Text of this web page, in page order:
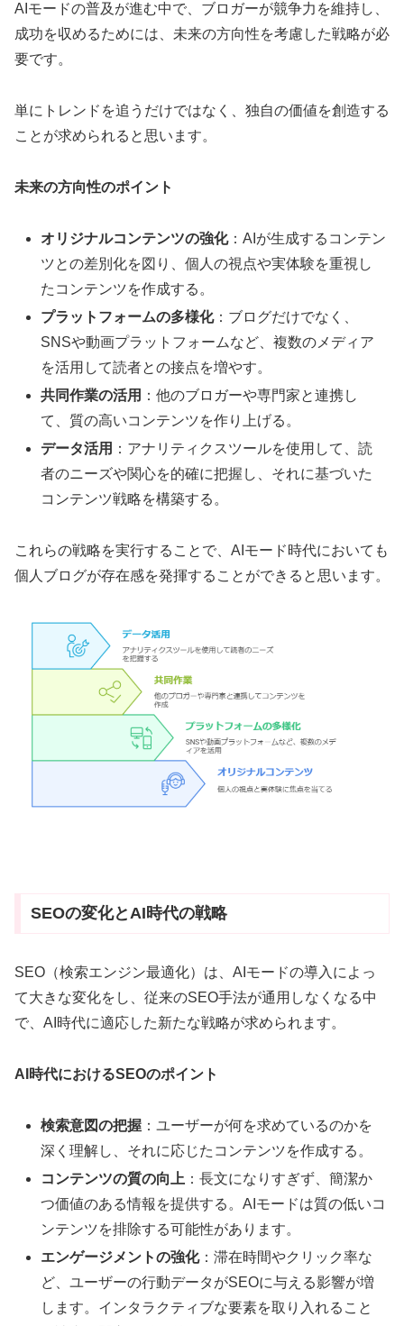
AIモードの普及が進む中で、ブロガーが競争力を維持し、
成功を収めるためには、未来の方向性を考慮した戦略が必
要です。
単にトレンドを追うだけではなく、独自の価値を創造する
ことが求められると思います。
未来の方向性のポイント
オリジナルコンテンツの強化：AIが生成するコンテン
ツとの差別化を図り、個人の視点や実体験を重視し
たコンテンツを作成する。
プラットフォームの多様化：ブログだけでなく、
SNSや動画プラットフォームなど、複数のメディア
を活用して読者との接点を増やす。
共同作業の活用 ：他のブロガーや専門家と連携し
て、質の高いコンテンツを作り上げる。
データ活用 ：アナリティクスツールを使用して、読
者のニーズや関心を的確に把握し、それに基づいた
コンテンツ戦略を構築する。
これらの戦略を実行することで、AIモード時代においても
個人ブログが存在感を発揮することができると思います。
SEOの変化とAI時代の戦略
SEO（検索エンジン最適化）は、AIモードの導入によっ
て大きな変化をし、従来のSEO手法が通用しなくなる中
で、AI時代に適応した新たな戦略が求められます。
AI時代におけるSEOのポイント
検索意図の把握 ：ユーザーが何を求めているのかを
深く理解し、それに応じたコンテンツを作成する。
コンテンツの質の向上 ：長文になりすぎず、簡潔か
つ価値のある情報を提供する。AIモードは質の低いコ
ンテンツを排除する可能性があります。
エンゲージメントの強化：滞在時間やクリック率な
ど、ユーザーの行動データがSEOに与える影響が増
します。インタラクティブな要素を取り入れること